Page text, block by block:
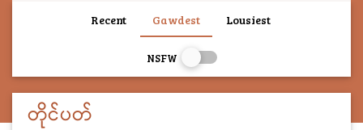
Recent
Gawdest Lousiest
NSFW
တိုင်ပတ်